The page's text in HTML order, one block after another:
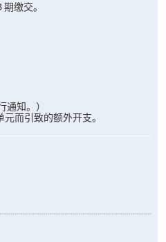
缴交。
通知。）
而引致的额外开支。